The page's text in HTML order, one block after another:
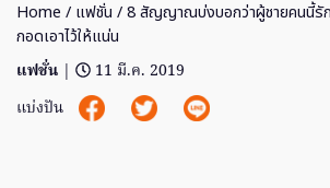
Home / แฟชั่น / 8 สัญญาณบ่งบอกว่าผู้ชายคนนี้รั
กอดเอาไว้ให้แน่น
แฟชั่น |
11 มี.ค. 2019
แบ่งปัน